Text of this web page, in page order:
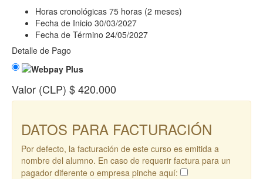
Horas cronológicas 75 horas (2 meses)
Fecha de Inicio 30/03/2027
Fecha de Término 24/05/2027
Detalle de Pago
Valor (CLP) $ 420.000
DATOS PARA FACTURACIÓN
Por defecto, la facturación de este curso es emitida a
nombre del alumno. En caso de requerir factura para un
pagador diferente o empresa pinche aquí: